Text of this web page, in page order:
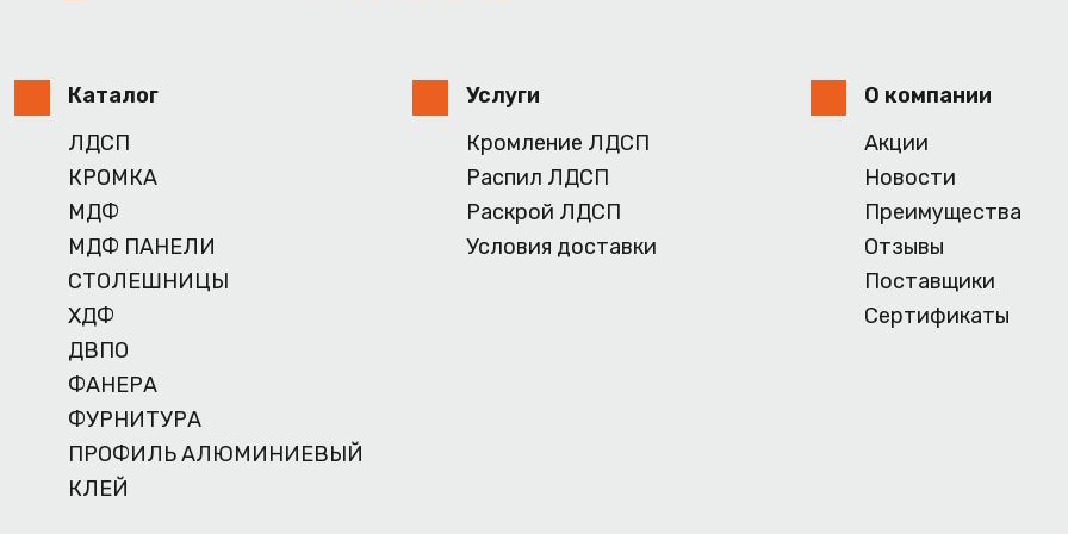
Каталог
ЛДСП
КРОМКА
МДФ
МДФ ПАНЕЛИ
СТОЛЕШНИЦЫ
ХДФ
ДВПО
ФАНЕРА
ФУРНИТУРА
ПРОФИЛЬ АЛЮМИНИЕВЫЙ
КЛЕЙ
Услуги
Кромление ЛДСП
Распил ЛДСП
Раскрой ЛДСП
Условия доставки
О компании
Акции
Новости
Преимущества
Отзывы
Поставщики
Сертификаты